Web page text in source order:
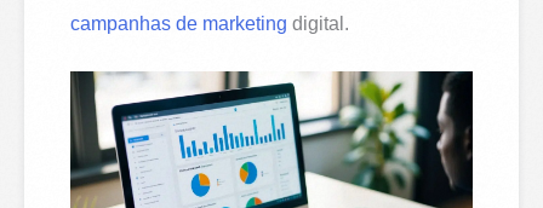
campanhas de marketing digital.